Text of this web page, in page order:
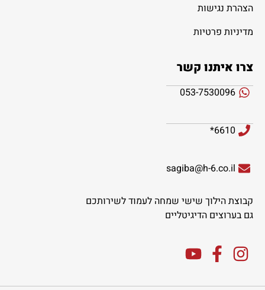
הצהרת נגישות
מדיניות פרטיות
צרו איתנו קשר
053-7530096
6610*
sagiba@h-6.co.il
קבוצת הילוך שישי שמחה לעמוד לשירותכם
גם בערוצים הדיגיטליים